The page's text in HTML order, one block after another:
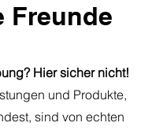
Freunde
Hier sicher nicht!
und Produkte,
sind von echten